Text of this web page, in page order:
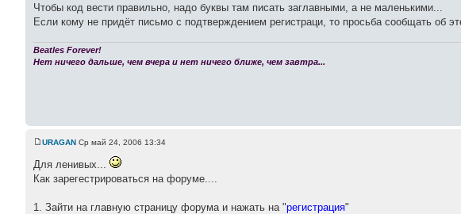
Чтобы код вести правильно, надо буквы там писать заглавными, а не маленькими...
Если кому не придёт письмо с подтверждением регистраци, то просьба сообщать об
Beatles Forever!
Нет ничего дальше, чем вчера и нет ничего ближе, чем завтра...
URAGAN Ср май 24, 2006 13:34
Для ленивых...
Как зарегестрироваться на форуме....
1. Зайти на главную страницу форума и нажать на "регистрация"